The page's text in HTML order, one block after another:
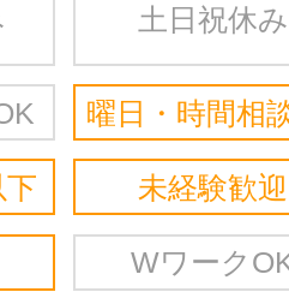
土日祝休み
曜日・時間相
未経験歓迎
Wワーク